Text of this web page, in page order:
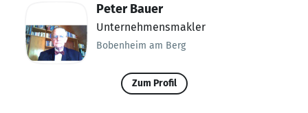
Peter Bauer
Unternehmensmakler
Bobenheim am Berg
Zum Profil